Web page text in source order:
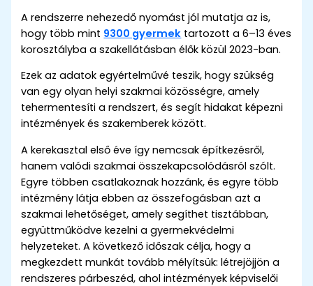
A rendszerre nehezedő nyomást jól mutatja az is,
hogy több mint 9300 gyermek tartozott a 6–13 éves
korosztályba a szakellátásban élők közül 2023-ban.
Ezek az adatok egyértelművé teszik, hogy szükség
van egy olyan helyi szakmai közösségre, amely
tehermentesíti a rendszert, és segít hidakat képezni
intézmények és szakemberek között.
A kerekasztal első éve így nemcsak építkezésről,
hanem valódi szakmai összekapcsolódásról szólt.
Egyre többen csatlakoznak hozzánk, és egyre több
intézmény látja ebben az összefogásban azt a
szakmai lehetőséget, amely segíthet tisztábban,
együttműködve kezelni a gyermekvédelmi
helyzeteket. A következő időszak célja, hogy a
megkezdett munkát tovább mélyítsük: létrejöjjön a
rendszeres párbeszéd, ahol intézmények képviselői